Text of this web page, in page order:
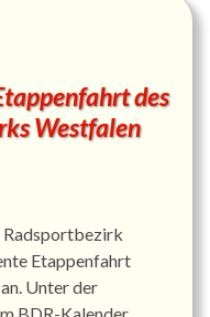
des
Westfalen
Radsportbezirk
Etappenfahrt
Unter der